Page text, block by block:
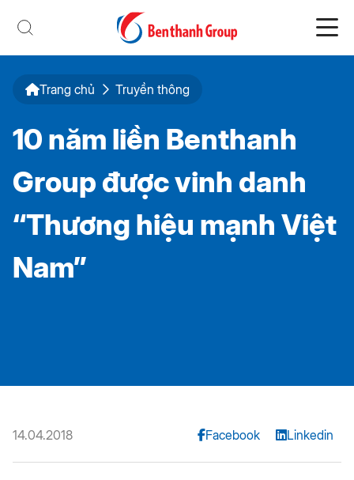
Trang chủ Truyền thông
10 năm liền Benthanh
Group được vinh danh
“Thương hiệu mạnh Việt
Nam”
14.04.2018 Facebook Linkedin